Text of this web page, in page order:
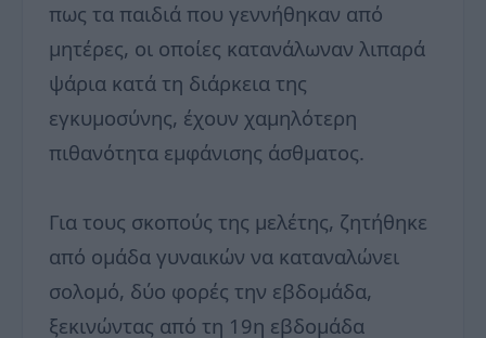
πως τα παιδιά που γεννήθηκαν από
μητέρες, οι οποίες κατανάλωναν λιπαρά
ψάρια κατά τη διάρκεια της
εγκυμοσύνης, έχουν χαμηλότερη
πιθανότητα εμφάνισης άσθματος.
Για τους σκοπούς της μελέτης, ζητήθηκε
από ομάδα γυναικών να καταναλώνει
σολομό, δύο φορές την εβδομάδα,
ξεκινώντας από τη 19η εβδομάδα